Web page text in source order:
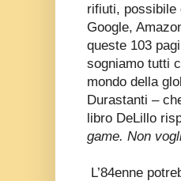
rifiuti, possibile
Google,
queste 103
sogniamo tutti
mondo della
Durastanti –
libro DeLillo
game. Non
L’84enne